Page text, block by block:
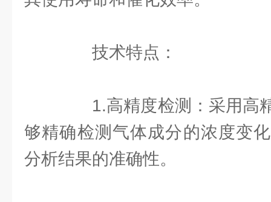
技术特点：
1.高精度检测：采用高
够精确检测气体成分的浓度变
分析结果的准确性。